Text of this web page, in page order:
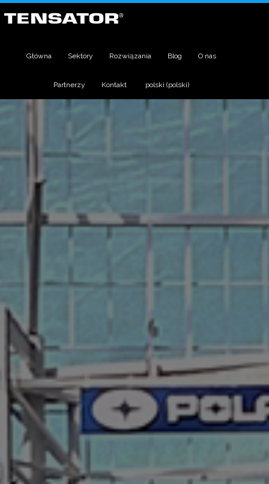
Główna Sektory Rozwiązania Blog O nas
Partnerzy Kontakt polski (polski)